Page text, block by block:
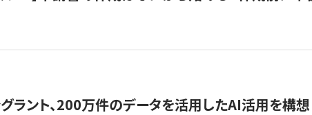
ラント、200万件のデータを活用したAI活用を構想